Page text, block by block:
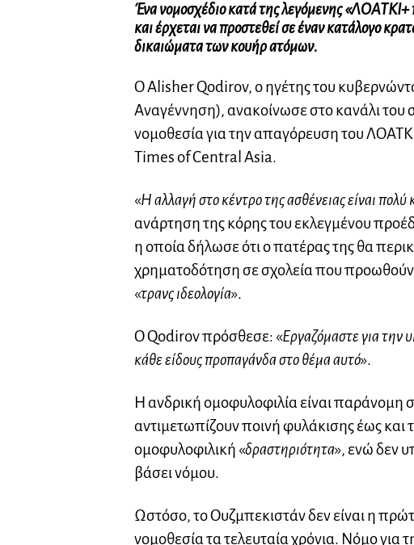
Ένα νομοσχέδιο κατά της λεγόμενης
και έρχεται να προστεθεί σε έναν κατάλογο
δικαιώματα των κουήρ ατόμων.
Ο Alisher Qodirov, ο ηγέτης του
Αναγέννηση), ανακοίνωσε στο κανάλι του
νομοθεσία για την απαγόρευση του
Times of Central Asia.
«Η αλλαγή στο κέντρο της ασθένειας είναι πολύ
ανάρτηση της κόρης του εκλεγμένου
η οποία δήλωσε ότι ο πατέρας της θα
χρηματοδότηση σε σχολεία που προωθούν
«τρανς ιδεολογία».
Ο Qodirov πρόσθεσε: «Εργαζόμαστε για την
κάθε είδους προπαγάνδα στο θέμα αυτό».
Η ανδρική ομοφυλοφιλία είναι παράνομη
αντιμετωπίζουν ποινή φυλάκισης έως και
ομοφυλοφιλική «δραστηριότητα», ενώ δεν
βάσει νόμου.
Ωστόσο, το Ουζμπεκιστάν δεν είναι η
νομοθεσία τα τελευταία χρόνια. Νόμο για